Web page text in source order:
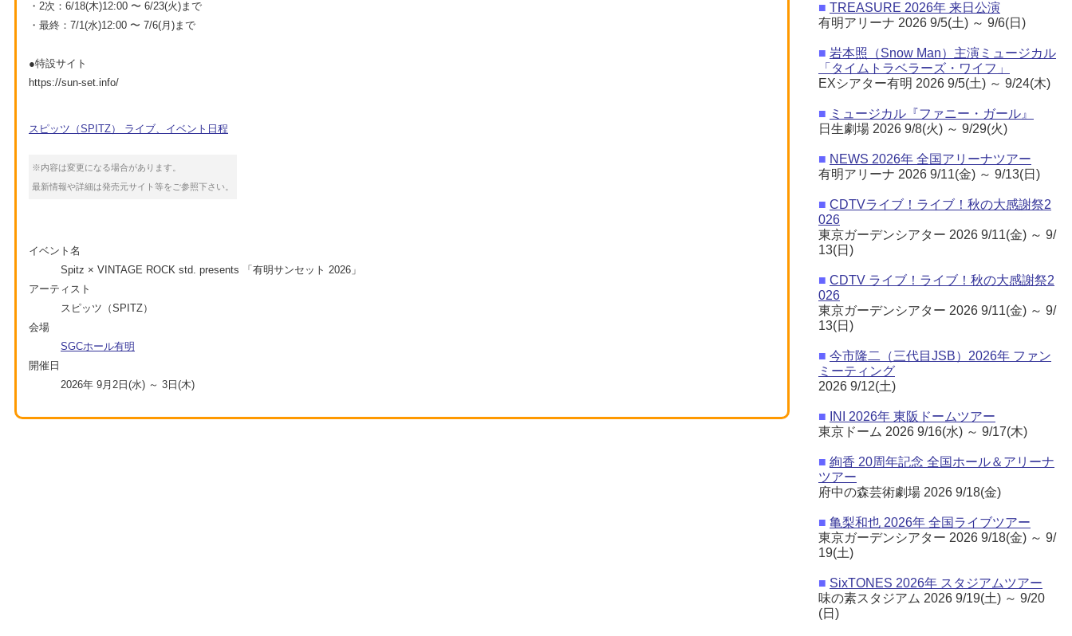
・2次：6/18(木)12:00 〜 6/23(火)まで
・最終：7/1(水)12:00 〜 7/6(月)まで
●特設サイト
https://sun-set.info/
スピッツ（SPITZ） ライブ、イベント日程
※内容は変更になる場合があります。
最新情報や詳細は発売元サイト等をご参照下さい。
イベント名
Spitz × VINTAGE ROCK std. presents 「有明サンセット 2026」
アーティスト
スピッツ（SPITZ）
会場
SGCホール有明
開催日
2026年 9月2日(水) ～ 3日(木)
■ TREASURE 2026年 来日公演
有明アリーナ 2026 9/5(土) ～ 9/6(日)
■ 岩本照（Snow Man）主演ミュージカル
「タイムトラベラーズ・ワイフ」
EXシアター有明 2026 9/5(土) ～ 9/24(木)
■ ミュージカル『ファニー・ガール』
日生劇場 2026 9/8(火) ～ 9/29(火)
■ NEWS 2026年 全国アリーナツアー
有明アリーナ 2026 9/11(金) ～ 9/13(日)
■ CDTVライブ！ライブ！秋の大感謝祭2
026
東京ガーデンシアター 2026 9/11(金) ～ 9/
13(日)
■ CDTV ライブ！ライブ！秋の大感謝祭2
026
東京ガーデンシアター 2026 9/11(金) ～ 9/
13(日)
■ 今市隆二（三代目JSB）2026年 ファン
ミーティング
2026 9/12(土)
■
INI 2026年 東阪ドームツアー
東京ドーム 2026 9/16(水) ～ 9/17(木)
■ 絢香 20周年記念 全国ホール＆アリーナ
ツアー
府中の森芸術劇場 2026 9/18(金)
■ 亀梨和也 2026年 全国ライブツアー
東京ガーデンシアター 2026 9/18(金) ～ 9/
19(土)
■ SixTONES 2026年 スタジアムツアー
味の素スタジアム 2026 9/19(土) ～ 9/20
(日)